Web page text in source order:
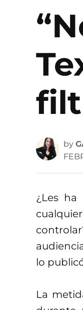
by
¿Les
lo
La